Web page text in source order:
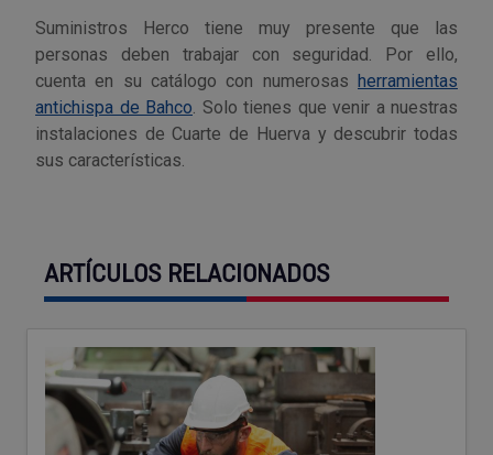
Suministros Herco tiene muy presente que las
personas deben trabajar con seguridad. Por ello,
cuenta en su catálogo con numerosas herramientas
antichispa de Bahco. Solo tienes que venir a nuestras
instalaciones de Cuarte de Huerva y descubrir todas
sus características.
ARTÍCULOS RELACIONADOS